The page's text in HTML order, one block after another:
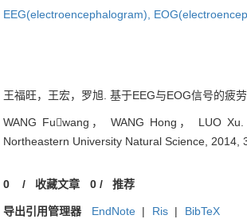
EEG(electroencephalogram),
王福旺，王宏，罗旭. 基于EEG与EOG信号的疲
WANG Fuwang， WANG Hong， LUO
Northeastern University Natural Science, 2014,
0 / 收藏文章 0/ 推荐
导出引用管理器 EndNote | Ris | BibTeX